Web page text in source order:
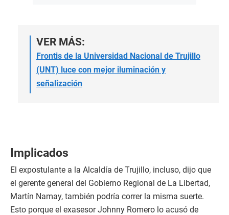
VER MÁS:
Frontis de la Universidad Nacional de Trujillo
(UNT) luce con mejor iluminación y
señalización
Implicados
El expostulante a la Alcaldía de Trujillo, incluso, dijo que
el gerente general del Gobierno Regional de La Libertad,
Martín Namay, también podría correr la misma suerte.
Esto porque el exasesor Johnny Romero lo acusó de